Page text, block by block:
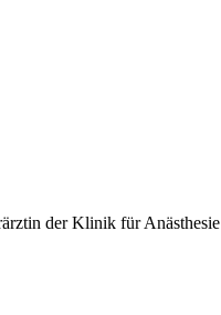
der Klinik für